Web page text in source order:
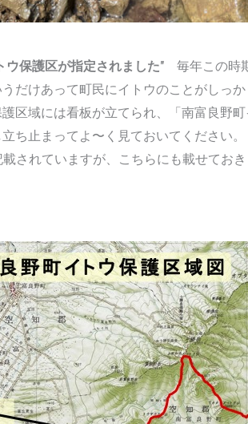
ウ保護区が指定されました” 毎年この時
だけあって町民にイトウのことがしっ
区域には看板が立てられ、「南富良野
ち止まってよ〜く見ておいてください。
されていますが、こちらにも載せておき